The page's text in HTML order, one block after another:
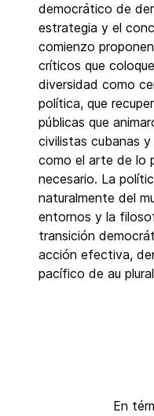
democrático de
estrategia y el
comienzo
críticos que
diversidad como
política, que
públicas que
civilistas cubanas
como el arte de lo
necesario. La
naturalmente del
entornos y la
transición
acción efectiva,
pacífico
En términos